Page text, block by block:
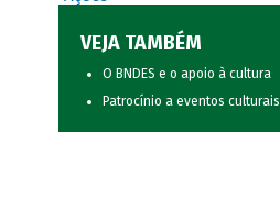
VEJA TAMBÉM
O BNDES e o apoio à cultura
Patrocínio a eventos culturais